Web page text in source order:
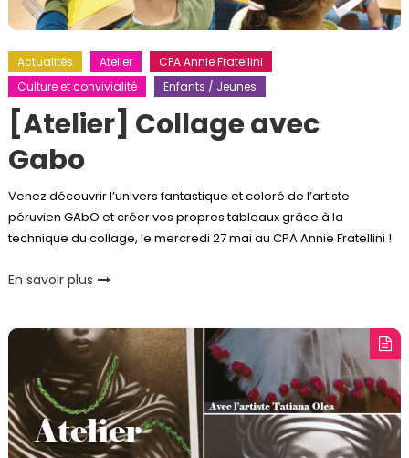
Actualités Atelier
CPA Annie Fratellini
Culture et convivialité
Enfants / Jeunes
[Atelier] Collage avec
Gabo
Venez découvrir l’univers fantastique et coloré de l’artiste
péruvien GAbO et créer vos propres tableaux grâce à la
technique du collage, le mercredi 27 mai au CPA Annie Fratellini !
En savoir plus